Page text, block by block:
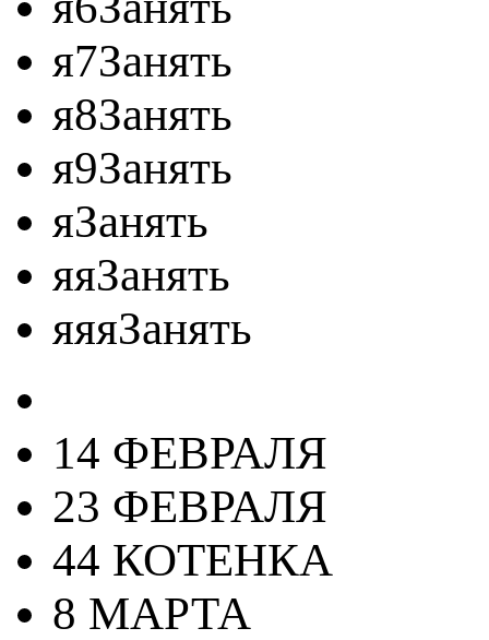
я7Занять
я8Занять
я9Занять
яЗанять
яяЗанять
яяяЗанять
14 ФЕВРАЛЯ
23 ФЕВРАЛЯ
44 КОТЕНКА
8 МАРТА